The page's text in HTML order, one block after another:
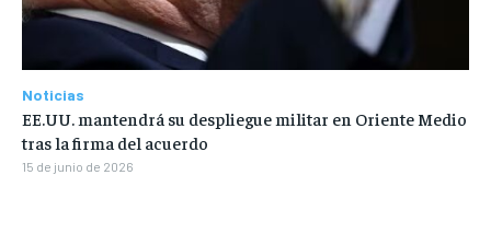
Noticias
EE.UU. mantendrá su despliegue militar en Oriente Medio
tras la firma del acuerdo
15 de junio de 2026